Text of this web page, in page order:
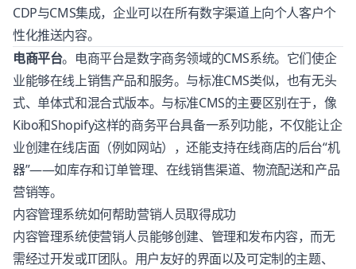
CDP与CMS集成，企业可以在所有数字渠道上向个人客户个
性化推送内容。
电商平台。电商平台是数字商务领域的CMS系统。它们使企
业能够在线上销售产品和服务。与标准CMS类似，也有无头
式、单体式和混合式版本。与标准CMS的主要区别在于，像
Kibo和Shopify这样的商务平台具备一系列功能，不仅能让企
业创建在线店面（例如网站），还能支持在线商店的后台“机
器”——如库存和订单管理、在线销售渠道、物流配送和产品
营销等。
内容管理系统如何帮助营销人员取得成功
内容管理系统使营销人员能够创建、管理和发布内容，而无
需经过开发或IT团队。用户友好的界面以及可定制的主题、